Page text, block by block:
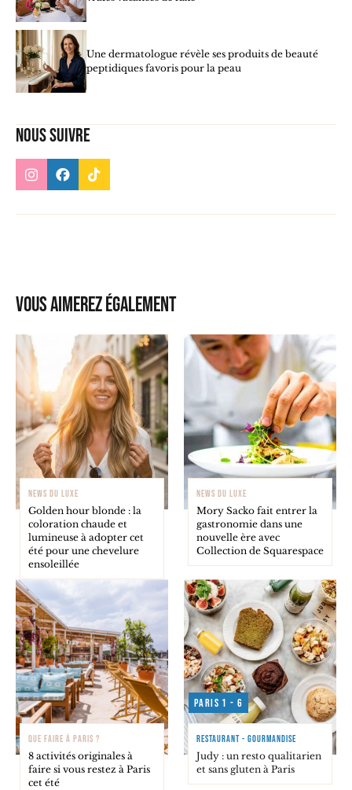
Une dermatologue révèle ses produits de beauté
peptidiques favoris pour la peau
Nous suivre
Vous aimerez également
NEWS DU LUXE
Golden hour blonde : la
coloration chaude et
lumineuse à adopter cet
été pour une chevelure
ensoleillée
NEWS DU LUXE
Mory Sacko fait entrer la
gastronomie dans une
nouvelle ère avec
Collection de Squarespace
QUE FAIRE À PARIS ?
8 activités originales à
faire si vous restez à Paris
cet été
Paris 1 - 6
RESTAURANT - GOURMANDISE
Judy : un resto qualitarien
et sans gluten à Paris